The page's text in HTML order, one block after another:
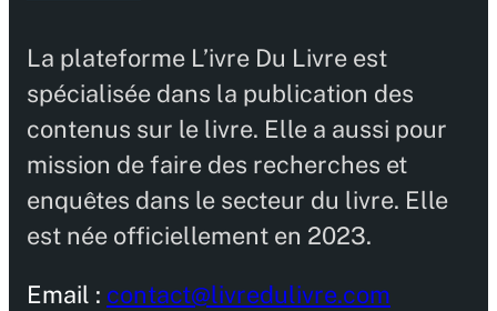
La plateforme L’ivre Du Livre est
spécialisée dans la publication des
contenus sur le livre. Elle a aussi pour
mission de faire des recherches et
enquêtes dans le secteur du livre. Elle
est née officiellement en 2023.
Email : contact@livredulivre.com